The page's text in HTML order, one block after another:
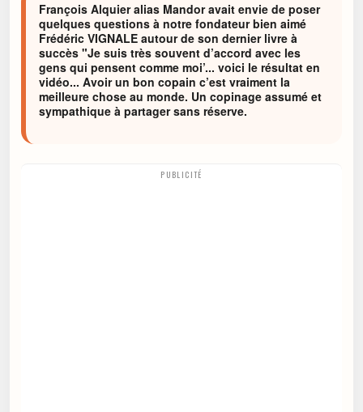
François Alquier alias Mandor avait envie de poser
quelques questions à notre fondateur bien aimé
Frédéric VIGNALE autour de son dernier livre à
succès "Je suis très souvent d’accord avec les
gens qui pensent comme moi’... voici le résultat en
vidéo... Avoir un bon copain c’est vraiment la
meilleure chose au monde. Un copinage assumé et
sympathique à partager sans réserve.
PUBLICITÉ